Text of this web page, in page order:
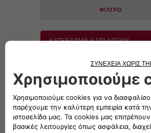
ΦΙΛΤΡΟ
ΚΑΤΕΒΑΣΜΑ ΚΑΤΑΛΟΓΟΥ
Σημείωση: Στην τιμή δεν
περιλαμβάνονται έξοδα
εγκατάστασης-τοποθέτησης
Ακολουθήστε μας